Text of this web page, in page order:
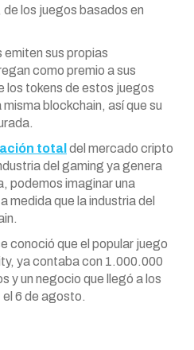
los juegos basados en
sus propias
como premio a sus
los tokens de estos juegos
blockchain, así que su
total del mercado cripto
del gaming ya genera
podemos imaginar una
medida que la industria del
conoció que el popular juego
ya contaba con 1.000.000
y un negocio que llegó a los
6 de agosto.